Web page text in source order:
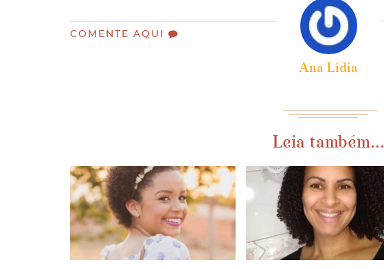
COMENTE AQUI
Ana Lídia
Leia também...